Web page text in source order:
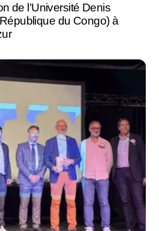
de l’Université Denis
du Congo) à